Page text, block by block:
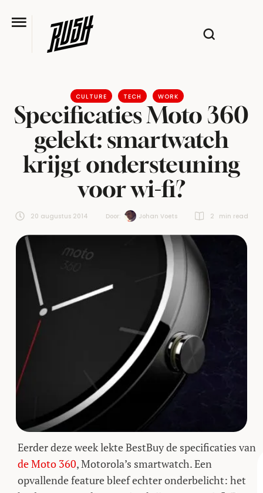
CULTURE TECH WORK
Specificaties Moto 360
gelekt: smartwatch
krijgt ondersteuning
voor wi-fi?
20 augustus 2014 Door: Johan Voets 2 min read
Eerder deze week lekte BestBuy de specificaties van
de Moto 360, Motorola’s smartwatch. Een
opvallende feature bleef echter onderbelicht: het